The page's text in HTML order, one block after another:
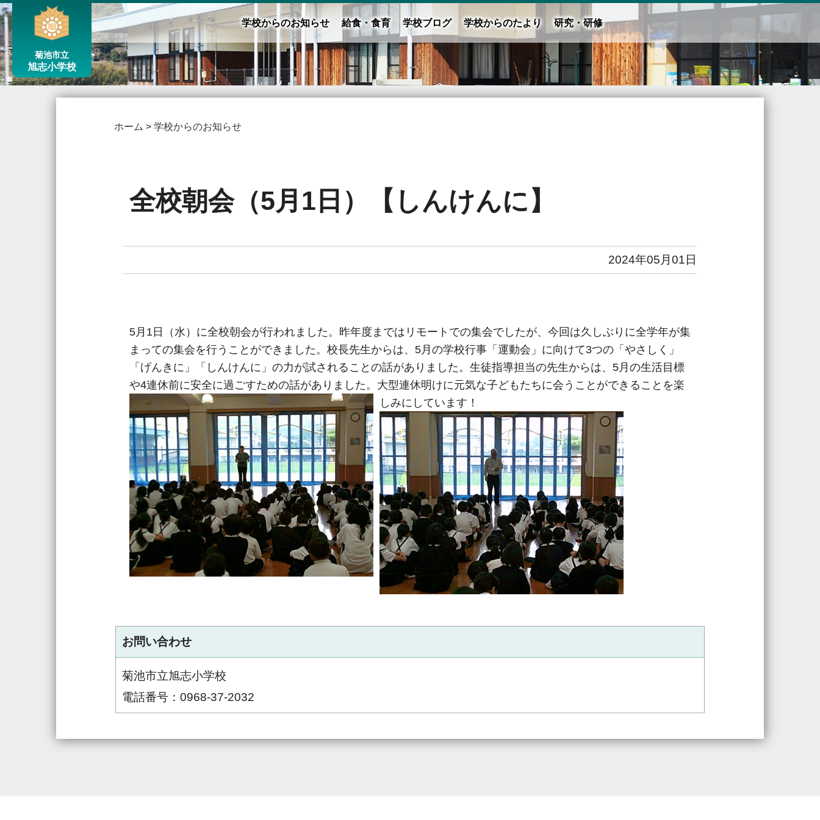
菊池市立
旭志小学校
学校からのお知らせ 給食・食育 学校ブログ 学校からのたより 研究・研修
ホーム > 学校からのお知らせ
全校朝会（5月1日）【しんけんに】
2024年05月01日
5月1日（水）に全校朝会が行われました。昨年度まではリモートでの集会でしたが、今回は久しぶりに全学年が集
まっての集会を行うことができました。校長先生からは、5月の学校行事「運動会」に向けて3つの「やさしく」
「げんきに」「しんけんに」の力が試されることの話がありました。生徒指導担当の先生からは、5月の生活目標
や4連休前に安全に過ごすための話がありました。大型連休明けに元気な子どもたちに会うことができることを楽
しみにしています！
お問い合わせ
菊池市立旭志小学校
電話番号：0968-37-2032